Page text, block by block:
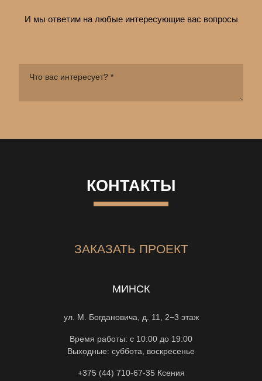
И мы ответим на любые интересующие вас вопросы
КОНТАКТЫ
ЗАКАЗАТЬ ПРОЕКТ
МИНСК
ул. М. Богдановича, д. 11, 2−3 этаж
Время работы: с 10:00 до 19:00
Выходные: суббота, воскресенье
+375 (44) 710-67-35 Ксения